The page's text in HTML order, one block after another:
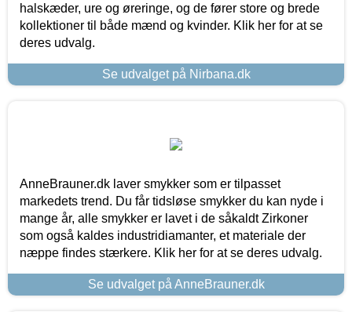
halskæder, ure og øreringe, og de fører store og brede
kollektioner til både mænd og kvinder. Klik her for at se
deres udvalg.
Se udvalget på Nirbana.dk
AnneBrauner.dk laver smykker som er tilpasset
markedets trend. Du får tidsløse smykker du kan nyde i
mange år, alle smykker er lavet i de såkaldt Zirkoner
som også kaldes industridiamanter, et materiale der
næppe findes stærkere. Klik her for at se deres udvalg.
Se udvalget på AnneBrauner.dk